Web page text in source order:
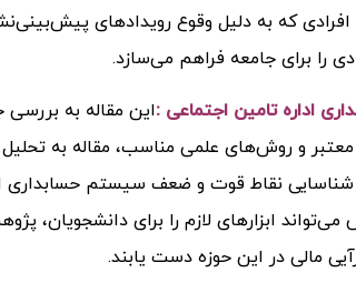
افرادی که به دلیل وقوع رویدادهای
را برای جامعه فراهم می‌سازد.
اداره تامين اجتماعی :این مقاله به
معتبر و روش‌های علمی مناسب، مقاله به
نقاط قوت و ضعف سیستم حسابداری
ابزارهای لازم را برای دانشجویان،
مالی در این حوزه دست یابند.